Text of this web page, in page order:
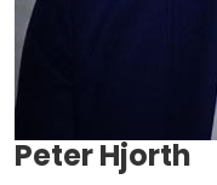
Peter Hjorth